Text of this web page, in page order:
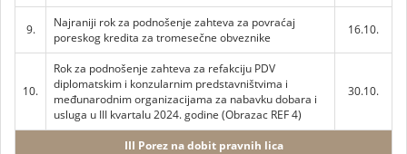
9.
Najraniji rok za podnošenje zahteva za povraćaj
poreskog kredita za tromesečne obveznike
16.10.
10.
Rok za podnošenje zahteva za refakciju PDV
diplomatskim i konzularnim predstavništvima i
međunarodnim organizacijama za nabavku dobara i
usluga u III kvartalu 2024. godine (Obrazac REF 4)
30.10.
III Porez na dobit pravnih lica